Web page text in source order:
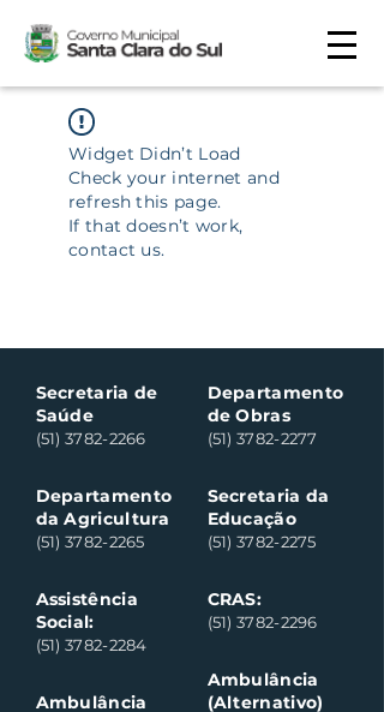
Widget Didn’t Load
Check your internet and
refresh this page.
If that doesn’t work,
contact us.
Secretaria de
Saúde
(51) 3782-2266
Departamento
da Agricultura
(51) 3782-2265
Assistência
Social:
(51) 3782-2284
Ambulância
Departamento
de Obras
(51) 3782-2277
Secretaria da
Educação
(51) 3782-2275
CRAS:
(51) 3782-2296
Ambulância
(Alternativo)